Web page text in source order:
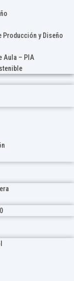
Producción y Diseño
Aula – PIA